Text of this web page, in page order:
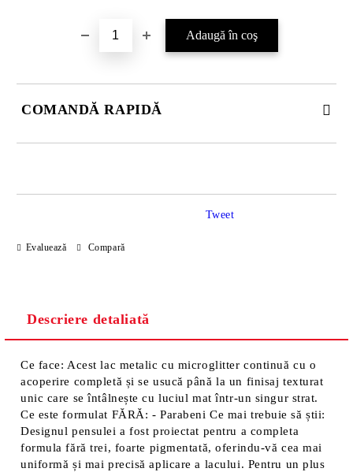
COMANDĂ RAPIDĂ
Evaluează Compară
Tweet
Descriere detaliată
Ce face: Acest lac metalic cu microglitter continuă cu o
acoperire completă și se usucă până la un finisaj texturat
unic care se întâlnește cu luciul mat într-un singur strat.
Ce este formulat FĂRĂ: - Parabeni Ce mai trebuie să știi:
Designul pensulei a fost proiectat pentru a completa
formula fără trei, foarte pigmentată, oferindu-vă cea mai
uniformă și mai precisă aplicare a lacului. Pentru un plus